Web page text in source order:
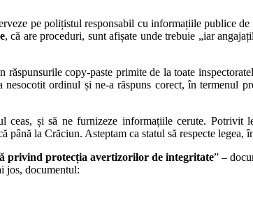
pe polițistul responsabil cu informațiile publice
, că are proceduri, sunt afișate unde trebuie „iar
copy-paste primite de la toate
ordinul și ne-a răspuns corect, în termenul
ceas, și să ne furnizeze informațiile cerute.
la Crăciun. Asteptam ca statul să respecte legea,
privind protecția avertizorilor de integritate” –
jos, documentul: